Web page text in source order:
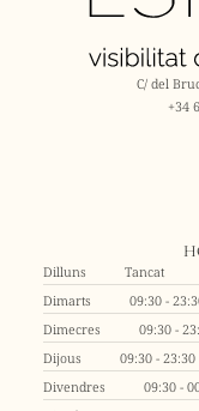
C/ del
+34
Dilluns
Tancat
Dimarts
09:30 -
Dimecres
09:30 -
Dijous
09:30 - 23:30
Divendres
09:30 -